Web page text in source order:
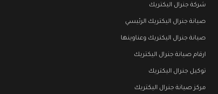
شركة جنرال اليكتريك
صيانة جنرال اليكتريك الرئيسي
صيانة جنرال اليكتريك وعناوينها
ارقام صيانة جنرال اليكتريك
توكيل جنرال اليكتريك
مركز صيانة جنرال اليكتريك